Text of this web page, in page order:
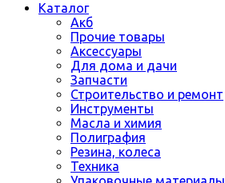
Каталог
Акб
Прочие товары
Аксессуары
Для дома и дачи
Запчасти
Строительство и ремонт
Инструменты
Масла и химия
Полиграфия
Резина, колеса
Техника